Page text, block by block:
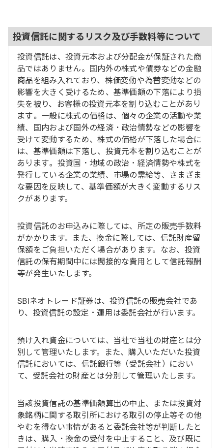
投資信託に関するリスク及び手数料等について
投資信託は、投資元本および分配金が保証された商
品ではありません。国内外の株式や債券などの金融
商品を組み入れており、株価変動や為替変動などの
影響を大きく受けるため、基準価額の下落により損
失を被り、お客様の投資元本を割り込むことがあり
ます。一般に株式の価格は、個々の企業の活動や業
績、国内および国外の経済・政治情勢などの影響を
受けて変動するため、株式の価格が下落した場合に
は、基準価額は下落し、投資元本を割り込むことが
あります。投資国・地域の政治・経済情勢や株式を
発行している企業の業績、市場の需給等、さまざま
な要因を反映して、基準価額が大きく変動するリス
クがあります。
投資信託のお申込みに際しては、所定の販売手数料
がかかります。また、換金に際しては、信託財産留
保額をご負担いただく場合があります。なお、投資
信託の保有期間中には間接的な費用として信託報酬
等が発生いたします。
SBIネオトレード証券は、投資信託の販売会社であ
り、投資信託の設定・運用は委託会社が行います。
預け入れ資金については、当社で当社の財産とは分
別して管理いたします。また、購入いただいた投資
信託においては、信託銀行等（受託会社）におい
て、受託会社の財産とは分別して管理いたします。
当該投資信託の基準価額算出の中止、または投資対
象銘柄に関する取引所における取引の停止等その他
やむを得ない事情があると委託会社等が判断したと
きは、購入・換金の受付を中止すること、及び既に